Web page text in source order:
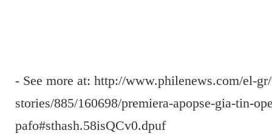
- See more at: http://www.philenews.com/el-
stories/885/160698/premiera-apopse-gia-tin-
pafo#sthash.58isQCv0.dpuf